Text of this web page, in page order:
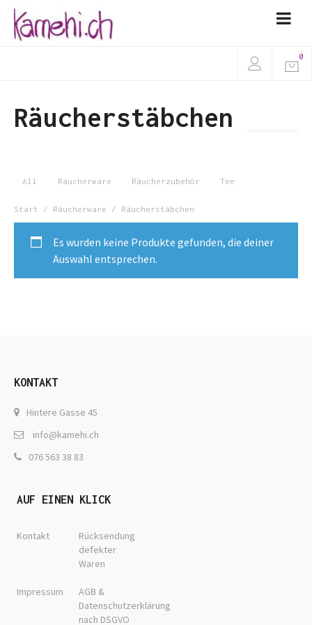
0
Räucherstäbchen
All Räucherware Räucherzubehör Tee
Start / Räucherware / Räucherstäbchen
Es wurden keine Produkte gefunden, die deiner
Auswahl entsprechen.
KONTAKT
Hintere Gasse 45
info@kamehi.ch
076 563 38 83
AUF EINEN KLICK
Kontakt
Rücksendung
defekter
Waren
Impressum
AGB &
Datenschutzerklärung
nach DSGVO